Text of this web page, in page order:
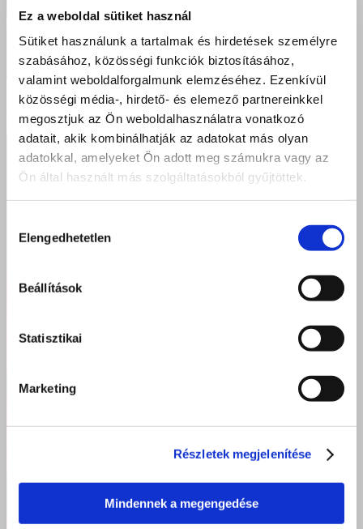
Ez a weboldal sütiket használ
Sütiket használunk a tartalmak és hirdetések személyre
szabásához, közösségi funkciók biztosításához,
valamint weboldalforgalmunk elemzéséhez. Ezenkívül
közösségi média-, hirdető- és elemező partnereinkkel
megosztjuk az Ön weboldalhasználatra vonatkozó
adatait, akik kombinálhatják az adatokat más olyan
adatokkal, amelyeket Ön adott meg számukra vagy az
Ön által használt más szolgáltatásokból gyűjtöttek.
kiválasztása
Elengedhetetlen
Beállítások
Statisztikai
Marketing
Részletek megjelenítése
Mindennek a megengedése
Itt a farsang, áll a bál…